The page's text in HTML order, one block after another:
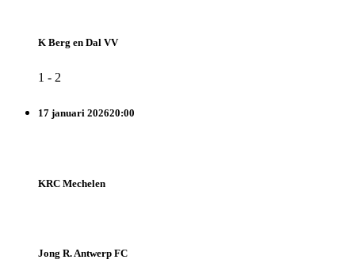
K Berg en Dal VV
1 - 2
17 januari 202620:00
KRC Mechelen
Jong R. Antwerp FC